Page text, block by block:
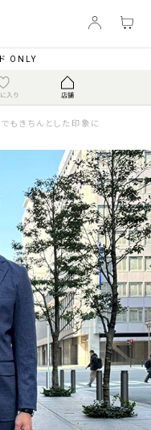
ONLY
もきちんとした印象に